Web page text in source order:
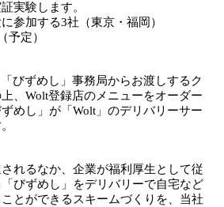
実験します。
参加する3社（東京・福岡）
予定）
「びずめし」事務局からお渡しするク
、Wolt登録店のメニューをオーダー
めし」が「Wolt」のデリバリーサー
れるなか、企業が福利厚生として従
びずめし」をデリバリーで自宅など
とができるスキームづくりを、当社